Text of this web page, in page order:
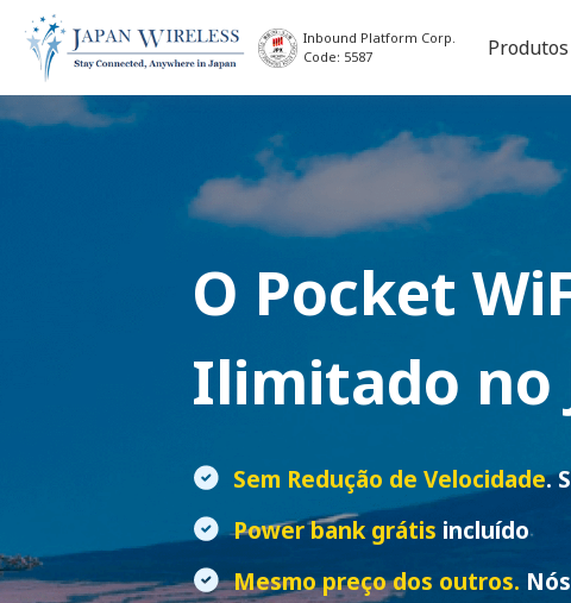
Inbound Platform Corp.
Code: 5587
O Pocket
Ilimitado no
Sem Redução de Velocidade.
Power bank grátis incluído
Mesmo preço dos outros.